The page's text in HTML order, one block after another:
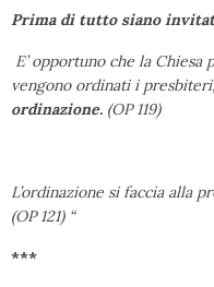
Prima di tutto siano
E’ opportuno che la
vengono ordinati i presbiteri,
ordinazione. (OP 119)
L’ordinazione si faccia alla
(OP 121) “
***